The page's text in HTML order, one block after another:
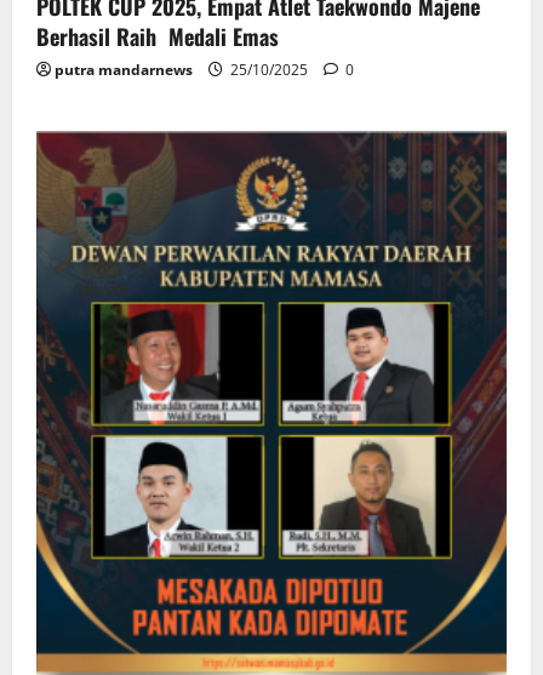
Berhasil Raih Medali Emas
putra mandarnews 25/10/2025 0